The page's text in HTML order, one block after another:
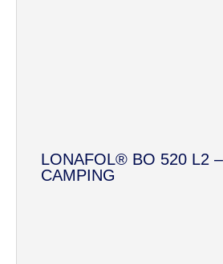
LONAFOL® BO 520 L2
CAMPING